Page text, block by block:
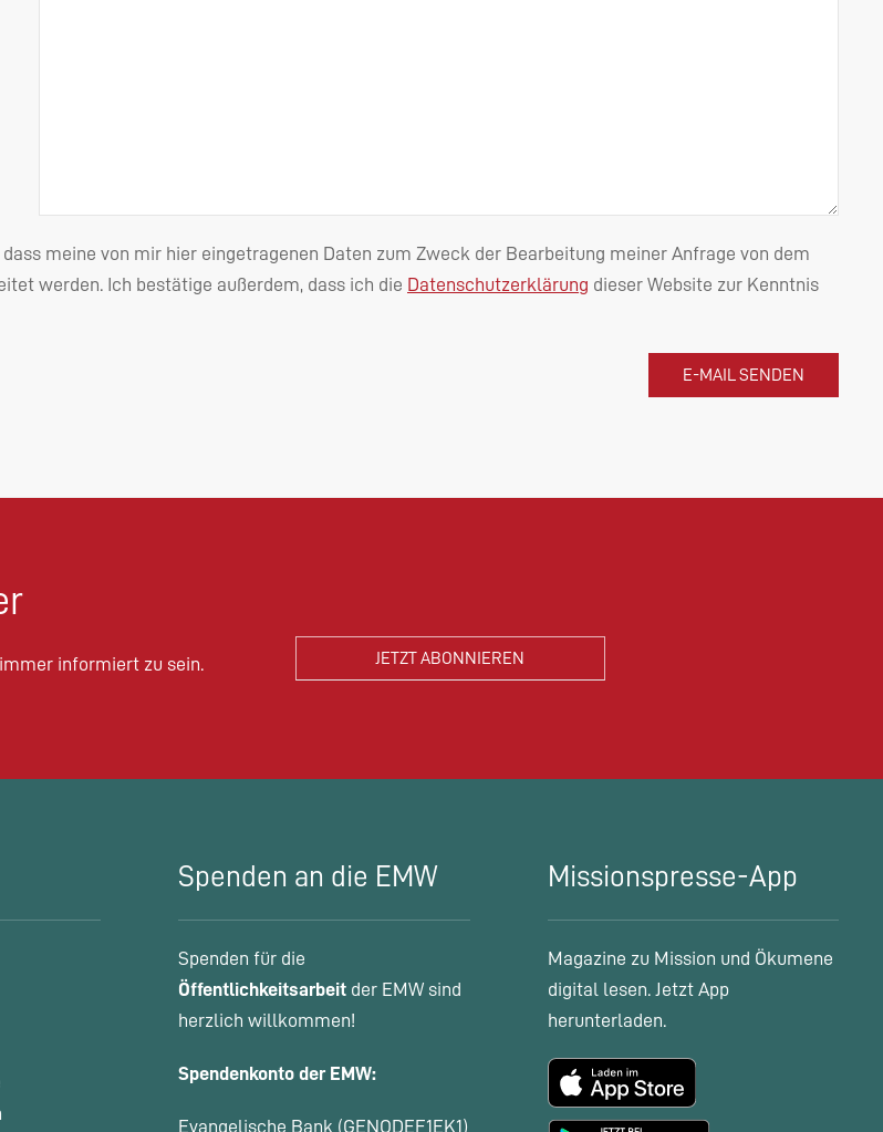
meine von mir hier eingetragenen Daten zum Zweck der Bearbeitung meiner Anfrage von dem
werden. Ich bestätige außerdem, dass ich die Datenschutzerklärung dieser Website zur Kenntnis
informiert zu sein.
Spenden an die EMW
Spenden für die
Öffentlichkeitsarbeit der EMW sind
herzlich willkommen!
Spendenkonto der EMW:
Evangelische Bank (GENODEF1EK1)
Missionspresse-App
Magazine zu Mission und Ökumene
digital lesen. Jetzt App
herunterladen.